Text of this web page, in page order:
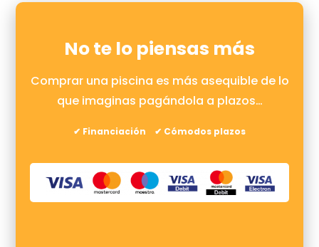
No te lo piensas más
Comprar una piscina es más asequible de lo
que imaginas pagándola a plazos…
✔ Financiación ✔ Cómodos plazos